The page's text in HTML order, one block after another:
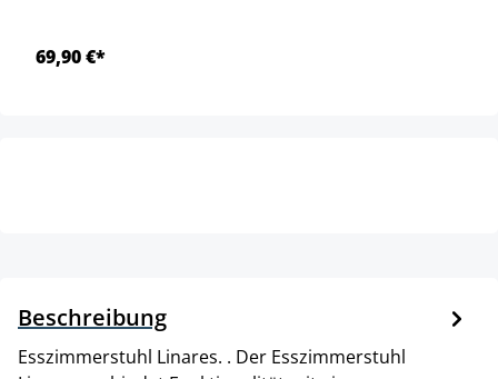
69,90 €*
Beschreibung
Esszimmerstuhl Linares. . Der Esszimmerstuhl